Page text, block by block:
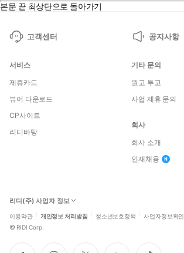
본문 끝 최상단으로 돌아가기
고객센터 공지사항
서비스
제휴카드
뷰어 다운로드
CP사이트
리디바탕
기타 문의
원고 투고
사업 제휴 문의
회사
회사 소개
인재채용
리디(주) 사업자 정보
이용약관 개인정보 처리방침 청소년보호정책 사업자정보확인
© RIDI Corp.